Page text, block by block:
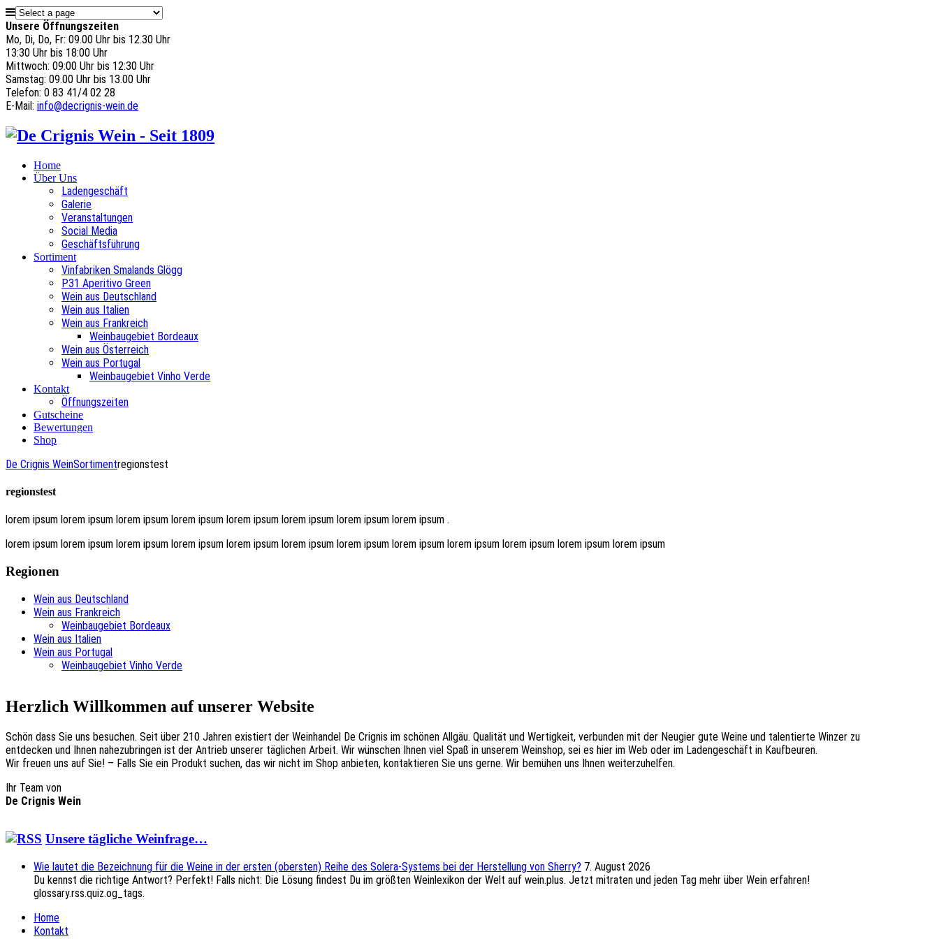
Unsere Öffnungszeiten
Mo, Di, Do, Fr: 09.00 Uhr bis 12.30 Uhr
13:30 Uhr bis 18:00 Uhr
Mittwoch: 09:00 Uhr bis 12:30 Uhr
Samstag: 09.00 Uhr bis 13.00 Uhr
Telefon: 0 83 41/4 02 28
E-Mail: info@decrignis-wein.de
Home
Über Uns
Ladengeschäft
Galerie
Veranstaltungen
Social Media
Geschäftsführung
Sortiment
Vinfabriken Smalands Glögg
P31 Aperitivo Green
Wein aus Deutschland
Wein aus Italien
Wein aus Frankreich
Weinbaugebiet Bordeaux
Wein aus Österreich
Wein aus Portugal
Weinbaugebiet Vinho Verde
Kontakt
Öffnungszeiten
Gutscheine
Bewertungen
Shop
De Crignis WeinSortimentregionstest
regionstest
lorem ipsum lorem ipsum lorem ipsum lorem ipsum lorem ipsum lorem ipsum lorem ipsum lorem ipsum .
lorem ipsum lorem ipsum lorem ipsum lorem ipsum lorem ipsum lorem ipsum lorem ipsum lorem ipsum lorem ipsum lorem ipsum lorem ipsum lorem ipsum
Regionen
Wein aus Deutschland
Wein aus Frankreich
Weinbaugebiet Bordeaux
Wein aus Italien
Wein aus Portugal
Weinbaugebiet Vinho Verde
Herzlich Willkommen auf unserer Website
Schön dass Sie uns besuchen. Seit über 210 Jahren existiert der Weinhandel De Crignis im schönen Allgäu. Qualität und Wertigkeit, verbunden mit der Neugier gute Weine und talentierte Winzer zu
entdecken und Ihnen nahezubringen ist der Antrieb unserer täglichen Arbeit. Wir wünschen Ihnen viel Spaß in unserem Weinshop, sei es hier im Web oder im Ladengeschäft in Kaufbeuren.
Wir freuen uns auf Sie! – Falls Sie ein Produkt suchen, das wir nicht im Shop anbieten, kontaktieren Sie uns gerne. Wir bemühen uns Ihnen weiterzuhelfen.
Ihr Team von
De Crignis Wein
Unsere tägliche Weinfrage…
Wie lautet die Bezeichnung für die Weine in der ersten (obersten) Reihe des Solera-Systems bei der Herstellung von Sherry? 7. August 2026
Du kennst die richtige Antwort? Perfekt! Falls nicht: Die Lösung findest Du im größten Weinlexikon der Welt auf wein.plus. Jetzt mitraten und jeden Tag mehr über Wein erfahren!
glossary.rss.quiz.og_tags.
Home
Kontakt